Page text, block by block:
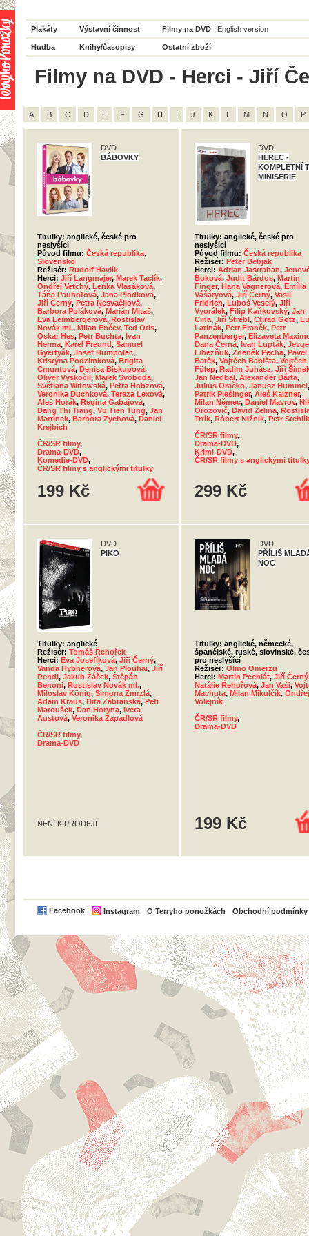
Plakáty Výstavní činnost Filmy na DVD English version
Hudba Knihy/časopisy Ostatní zboží
Filmy na DVD - Herci - Jiří
A B C D E F G H I J K L M N O P
DVD
BÁBOVKY
Titulky: anglické, české pro
neslyšící
Původ filmu: Česká republika,
Slovensko
Režisér: Rudolf Havlík
Herci: Jiří Langmajer, Marek Taclík,
Ondřej Vetchý, Lenka Vlasáková,
Táňa Pauhofová, Jana Plodková,
Jiří Černý, Petra Nesvačilová,
Barbora Poláková, Marián Mitaš,
Eva Leimbergerová, Rostislav
Novák ml., Milan Enčev, Ted Otis,
Oskar Hes, Petr Buchta, Ivan
Herma, Karel Freund, Samuel
Gyertyák, Josef Humpolec,
Kristýna Podzimková, Brigita
Cmuntová, Denisa Biskupová,
Oliver Vyskočil, Marek Svoboda,
Světlana Witowská, Petra Hobzová,
Veronika Duchková, Tereza Lexová,
Aleš Horák, Regina Gabajová,
Dang Thi Trang, Vu Tien Tung, Jan
Martínek, Barbora Zychová, Daniel
Krejbich
ČR/SR filmy,
Drama-DVD,
Komedie-DVD,
ČR/SR filmy s anglickými titulky
199 Kč
DVD
HEREC -
KOMPLETNÍ
MINISÉRIE
Titulky: anglické, české pro
neslyšící
Původ filmu: Česká republika
Režisér: Peter Bebjak
Herci: Adrian Jastraban,
Boková, Judit Bárdos, Martin
Finger, Hana Vagnerová, Emília
Vášáryová, Jiří Černý, Vasil
Fridrich, Luboš Veselý, Jiří
Vyorálek, Filip Kaňkovský, Jan
Cina, Jiří Štrébl, Ctirad Götz,
Latinák, Petr Franěk, Petr
Panzenberger, Elizaveta
Dana Černá, Ivan Lupták,
Libezňuk, Zdeněk Pecha, Pavel
Batěk, Vojtěch Babišta, Vojtěch
Fülep, Radim Juhász, Jiří
Jan Nedbal, Alexander Bárta,
Julius Oračko, Janusz Hummel,
Patrik Plešinger, Aleš Kaizner,
Milan Němec, Daniel Mavrov,
Orozovič, David Želina,
Trtík, Róbert Nižník, Petr Stehlík
ČR/SR filmy,
Drama-DVD,
Krimi-DVD,
ČR/SR filmy s anglickými
299 Kč
DVD
PIKO
Titulky: anglické
Režisér: Tomáš Řehořek
Herci: Eva Josefíková, Jiří Černý,
Vanda Hybnerová, Jan Plouhar, Jiří
Rendl, Jakub Žáček, Štěpán
Benoni, Rostislav Novák ml.,
Miloslav König, Simona Zmrzlá,
Adam Kraus, Dita Zábranská, Petr
Matoušek, Dan Horyna, Iveta
Austová, Veronika Zapadlová
ČR/SR filmy,
Drama-DVD
NENÍ K PRODEJI
DVD
PŘÍLIŠ
NOC
Titulky: anglické, německé,
španělské, ruské, slovinské,
pro neslyšící
Režisér: Olmo Omerzu
Herci: Martin Pechlát, Jiří Černý
Natálie Řehořová, Jan Vaši,
Machuta, Milan Mikulčík, Ondřej
Volejník
ČR/SR filmy,
Drama-DVD
199 Kč
Facebook Instagram O Terryho ponožkách Obchodní podmínky
PayPal